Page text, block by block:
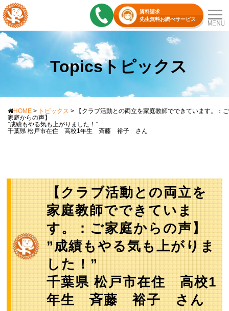
資料請求
先生無料お調べサービス
Topicsトピックス
HOME > トピックス >
【クラブ活動との両立を家庭教師でできています。：ご
家庭からの声】
”成績もやる気も上がりました！”
千葉県 松戸市在住 高校1年生 斉藤 裕子 さん
【クラブ活動との両立を
家庭教師でできていま
す。：ご家庭からの声】
”成績もやる気も上がりま
した！”
千葉県 松戸市在住 高校1
年生 斉藤 裕子 さん